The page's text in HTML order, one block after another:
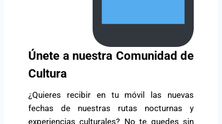
Únete a nuestra Comunidad de
Cultura
¿Quieres recibir en tu móvil las nuevas
fechas de nuestras rutas nocturnas y
experiencias culturales? No te quedes sin